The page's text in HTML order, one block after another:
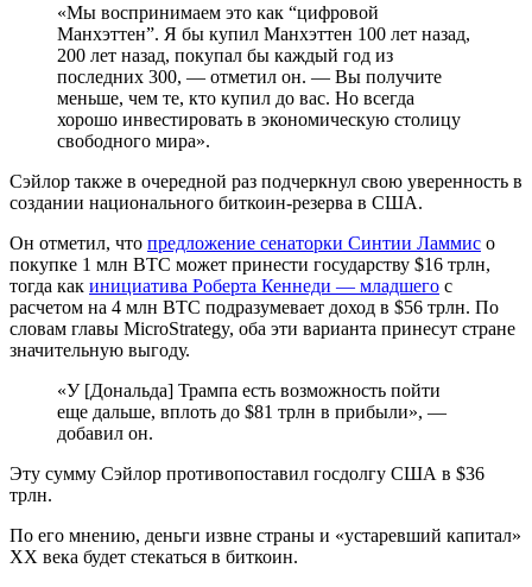
«Мы воспринимаем это как “цифровой
Манхэттен”. Я бы купил Манхэттен 100 лет назад,
200 лет назад, покупал бы каждый год из
последних 300, — отметил он. — Вы получите
меньше, чем те, кто купил до вас. Но всегда
хорошо инвестировать в экономическую столицу
свободного мира».
Сэйлор также в очередной раз подчеркнул свою уверенность в
создании национального биткоин-резерва в США.
Он отметил, что предложение сенаторки Синтии Ламмис о
покупке 1 млн BTC может принести государству $16 трлн,
тогда как инициатива Роберта Кеннеди — младшего с
расчетом на 4 млн BTC подразумевает доход в $56 трлн. По
словам главы MicroStrategy, оба эти варианта принесут стране
значительную выгоду.
«У [Дональда] Трампа есть возможность пойти
еще дальше, вплоть до $81 трлн в прибыли», —
добавил он.
Эту сумму Сэйлор противопоставил госдолгу США в $36
трлн.
По его мнению, деньги извне страны и «устаревший капитал»
XX века будет стекаться в биткоин.